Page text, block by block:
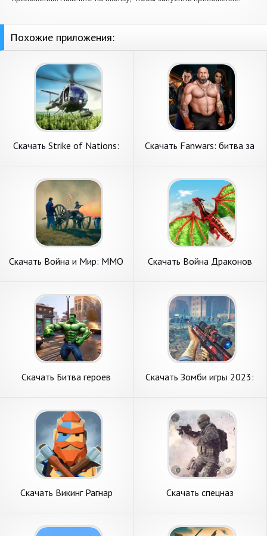
Похожие приложения:
Скачать Strike of Nations:
Андроид
Скачать Fanwars: битва за
Скачать Война и Мир: MMO
Скачать Война Драконов
Скачать Битва героев
Андроид
Скачать Зомби игры 2023:
Скачать Викинг Рагнар
Андроид
Скачать спецназ
Андроид